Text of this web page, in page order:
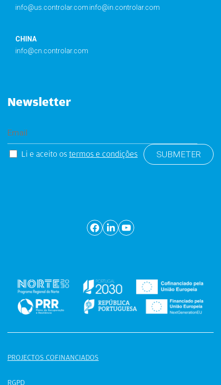
info@us.controlar.com info@in.controlar.com
CHINA
info@cn.controlar.com
Newsletter
Li e aceito os termos e condições
PROJECTOS COFINANCIADOS
RGPD